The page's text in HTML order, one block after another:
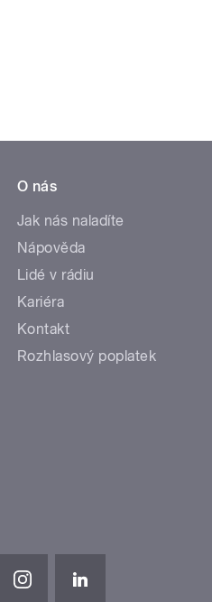
O nás
Jak nás naladíte
Nápověda
Lidé v rádiu
Kariéra
Kontakt
Rozhlasový poplatek